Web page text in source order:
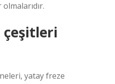
çeşitleri
yatay freze